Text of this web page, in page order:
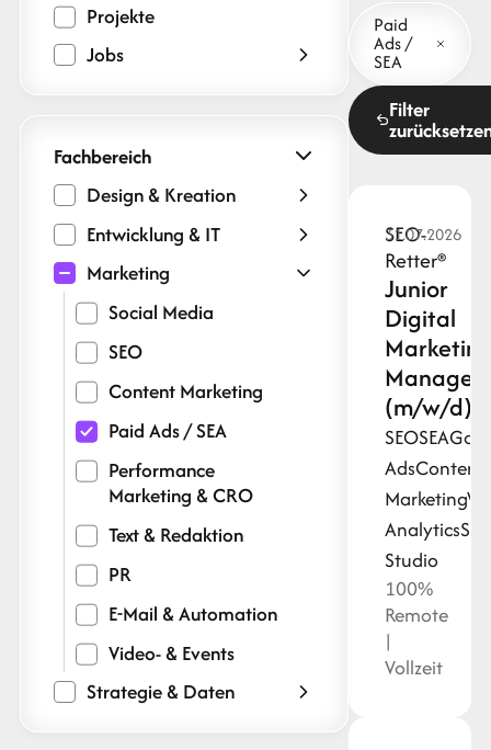
Projekte
Jobs
Fachbereich
Design & Kreation
Entwicklung & IT
Marketing
Social Media
SEO
Content Marketing
Paid Ads / SEA
Performance
Marketing & CRO
Text & Redaktion
PR
E-Mail & Automation
Video- & Events
Strategie & Daten
Paid
Ads /
SEA
Filter
SEO-
Retter®
Junior
Digital
Manager
(m/w/d)
31.07.2026
SEOSEA
AdsContent
Marketing
Analytics
Studio
100%
Remote
|
Vollzeit